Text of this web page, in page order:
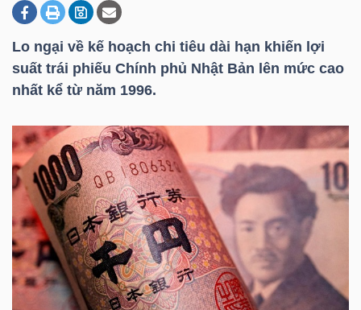
Lo ngại về kế hoạch chi tiêu dài hạn khiến lợi
suất trái phiếu Chính phủ Nhật Bản lên mức cao
nhất kể từ năm 1996.
DOANH
NGHIỆP
BẤT
ĐỘNG
SẢN
TÀI
CHÍNH